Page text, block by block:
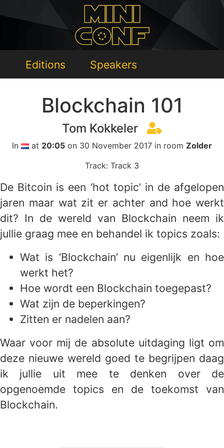
Editions Speakers
Blockchain 101
Tom Kokkeler
In at 20:05 on 30 November 2017 in room Zolder
Track: Track 3
De Bitcoin is een ‘hot topic’ in de afgelopen
jaren maar wat zit er achter and hoe werkt
dit? In de wereld van Blockchain neem ik
jullie graag mee en behandel ik topics zoals:
Wat is ‘Blockchain’ nu eigenlijk en hoe
werkt het?
Hoe wordt een Blockchain toegepast?
Wat zijn de beperkingen?
Zitten er nadelen aan?
Waar voor mij de absolute uitdaging ligt om
deze nieuwe wereld goed te begrijpen daag
ik jullie uit mee te denken over de
opgenoemde topics en de toekomst van
Blockchain.